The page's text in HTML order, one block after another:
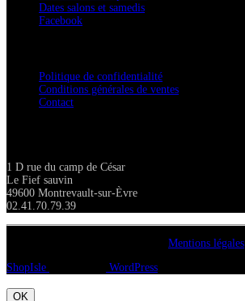
Dates salons et samedis
Facebook
Politique de confidentialité
Conditions générales de ventes
Contact
1 D rue du camp de César
Le Fief sauvin
49600 Montrevault-sur-Èvre
02.41.70.79.39
Mentions légales
ShopIsle
WordPress
OK